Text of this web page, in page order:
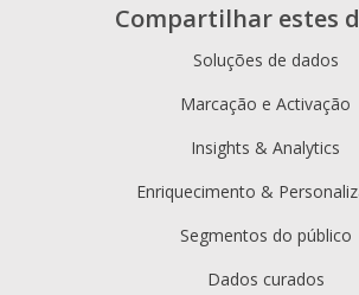
Compartilhar estes
Soluções de dados
Marcação e Activação
Insights & Analytics
Enriquecimento &
Segmentos do público
Dados curados